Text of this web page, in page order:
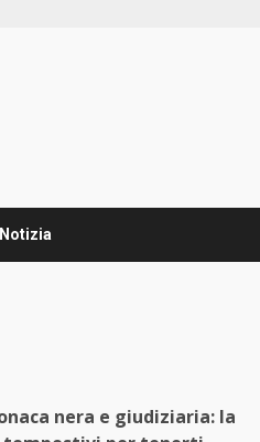
nera e giudiziaria: la